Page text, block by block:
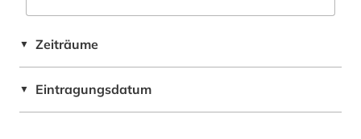
▼ Zeiträume
▼ Eintragungsdatum